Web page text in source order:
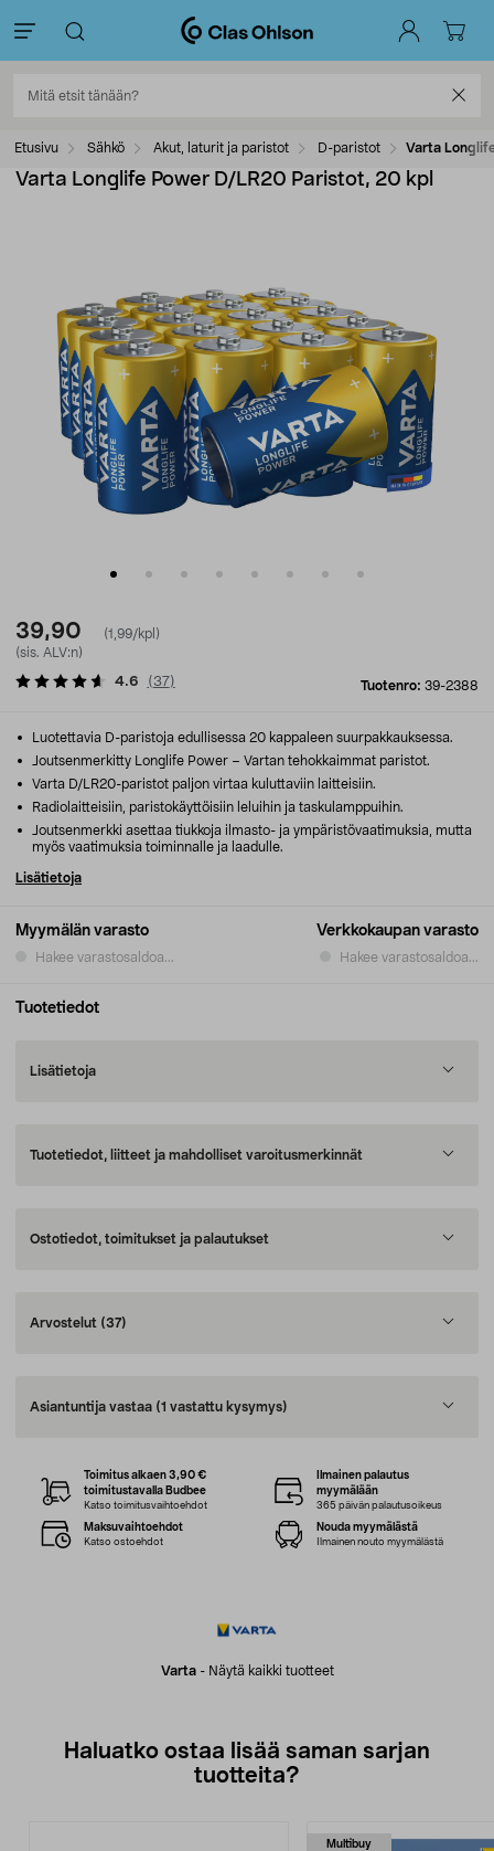
Etusivu Sähkö Akut, laturit ja paristot D-paristot Varta
Varta Longlife Power D/LR20 Paristot, 20 kpl
39,90
(1,99/kpl)
(sis. ALV:n)
Tuotenro: 39-2388
4.6 (37)
Myymälän varasto
Hakee varastosaldoa...
Verkkokaupan varasto
Hakee varastosaldoa...
Luotettavia D-paristoja edullisessa 20 kappaleen suurpakkauksessa.
Joutsenmerkitty Longlife Power – Vartan tehokkaimmat paristot.
Varta D/LR20-paristot paljon virtaa kuluttaviin laitteisiin.
Radiolaitteisiin, paristokäyttöisiin leluihin ja taskulamppuihin.
Joutsenmerkki asettaa tiukkoja ilmasto- ja ympäristövaatimuksia, mutta
myös vaatimuksia toiminnalle ja laadulle.
Lisätietoja
Tuotetiedot
Lisätietoja
Tuotetiedot, liitteet ja mahdolliset varoitusmerkinnät
Ostotiedot, toimitukset ja palautukset
Arvostelut (37)
Asiantuntija vastaa (1 vastattu kysymys)
Varta- Näytä kaikki tuotteet
Toimitus alkaen 3,90 €
toimitustavalla Budbee
Katso toimitusvaihtoehdot
Ilmainen palautus
myymälään
365 päivän palautusoikeus
Maksuvaihtoehdot
Katso ostoehdot
Nouda myymälästä
Ilmainen nouto myymälästä
Haluatko ostaa lisää saman sarjan
tuotteita?
Multibuy